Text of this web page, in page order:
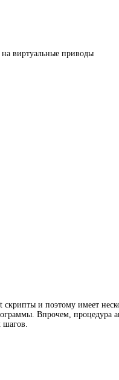
виртуальные приводы
и поэтому имеет
Впрочем, процедура
шагов.